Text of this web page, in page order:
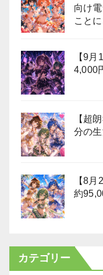
向け
こと
【9
4,000
【超
分の
【8
約
カテゴリー